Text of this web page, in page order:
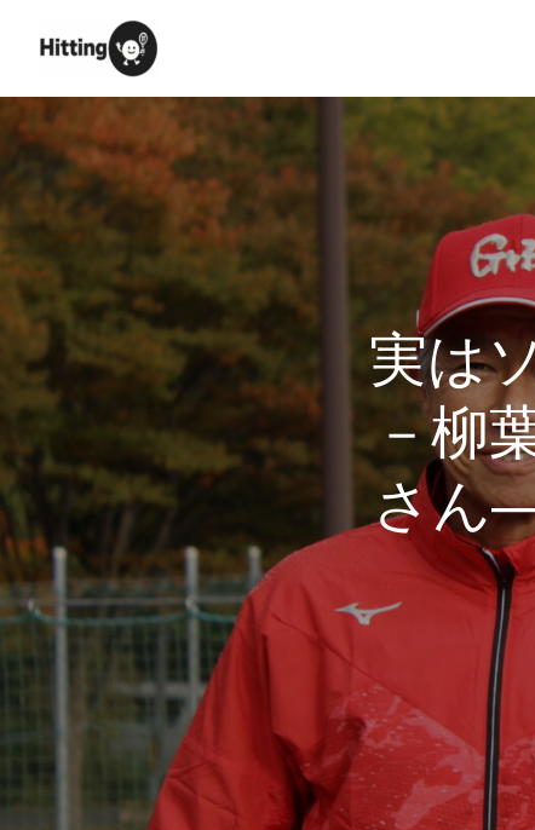
実は
－柳
さん